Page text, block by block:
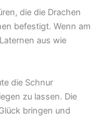
die die Drachen
befestigt. Wenn am
aus wie
die Schnur
zu lassen. Die
bringen und